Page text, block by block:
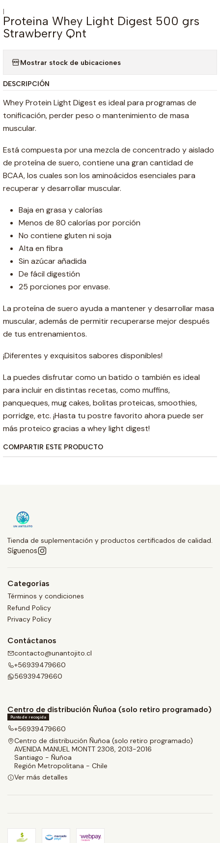
|
Proteina Whey Light Digest 500 grs
Strawberry Qnt
Mostrar stock de ubicaciones
DESCRIPCIÓN
Whey Protein Light Digest es ideal para programas de
tonificación, perder peso o mantenimiento de masa
muscular.
Está compuesta por una mezcla de concentrado y aislado
de proteína de suero, contiene una gran cantidad de
BCAA, los cuales son los aminoácidos esenciales para
recuperar y desarrollar muscular.
Baja en grasa y calorías
Menos de 80 calorías por porción
No contiene gluten ni soja
Alta en fibra
Sin azúcar añadida
De fácil digestión
25 porciones por envase.
La proteína de suero ayuda a mantener y desarrollar masa
muscular, además de permitir recuperarse mejor después
de tus entrenamientos.
¡Diferentes y exquisitos sabores disponibles!
La puedes disfrutar como un batido o también es ideal
para incluir en distintas recetas, como muffins,
panqueques, mug cakes, bolitas proteicas, smoothies,
porridge, etc. ¡Hasta tu postre favorito ahora puede ser
más proteico gracias a whey light digest!
COMPARTIR ESTE PRODUCTO
Tienda de suplementación y productos certificados de calidad.
Síguenos
Categorías
Términos y condiciones
Refund Policy
Privacy Policy
Contáctanos
contacto@unantojito.cl
+56939479660
56939479660
Centro de distribución Ñuñoa (solo retiro programado)
Punto de recogida
+56939479660
Centro de distribución Ñuñoa (solo retiro programado)
AVENIDA MANUEL MONTT 2308, 2013-2016
Santiago - Ñuñoa
Región Metropolitana - Chile
Ver más detalles